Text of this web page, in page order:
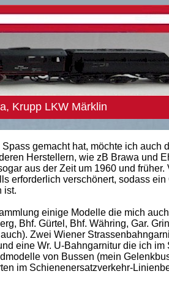
Krupp LKW Märklin
gemacht hat, möchte ich auch
Herstellern, wie zB Brawa und
aus der Zeit um 1960 und früher.
erforderlich verschönert, sodass ein
ist.
einige Modelle die mich
Bhf. Gürtel, Bhf. Währing, Gar.
Zwei Wiener
eine Wr. U-Bahngarnitur die ich im
von Bussen (mein
im Schienenersatzverkehr-